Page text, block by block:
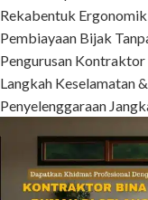
Rekabentuk
Pembiayaan Bijak
Pengurusan Kontraktor
Langkah Keselamatan
Penyelenggaraan